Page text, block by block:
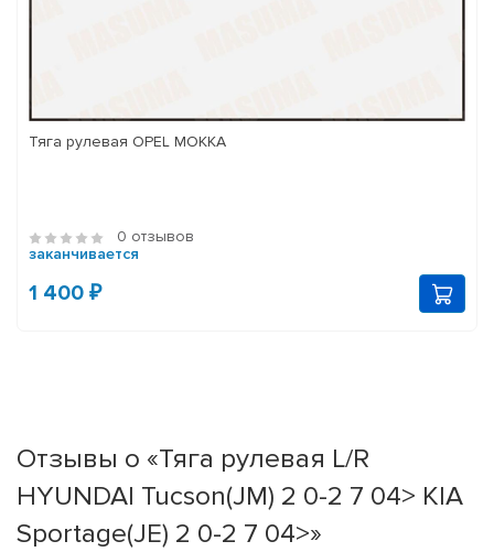
Тяга рулевая OPEL MOKKA
0 отзывов
заканчивается
1 400 ₽
Отзывы о «Тяга рулевая L/R
HYUNDAI Tucson(JM) 2 0-2 7 04> KIA
Sportage(JE) 2 0-2 7 04>»